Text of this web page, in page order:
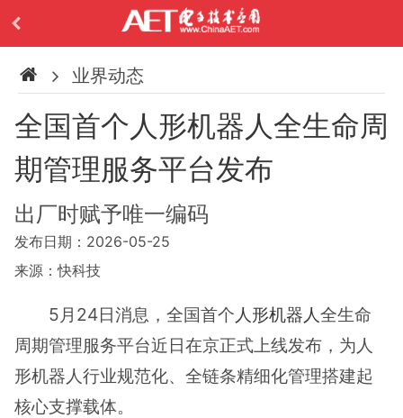
业界动态
全国首个人形机器人全生命周
期管理服务平台发布
出厂时赋予唯一编码
发布日期：2026-05-25
来源：快科技
5月24日消息，全国首个人形机器人全生命
周期管理服务平台近日在京正式上线发布，为人
形机器人行业规范化、全链条精细化管理搭建起
核心支撑载体。